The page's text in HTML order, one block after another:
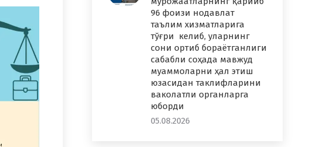
96 фоизи нодавлат
таълим хизматларига
тўғри келиб, уларнинг
сони ортиб бораётганлиги
сабабли соҳада мавжуд
муаммоларни ҳал этиш
юзасидан таклифларини
ваколатли органларга
юборди
05.08.2026